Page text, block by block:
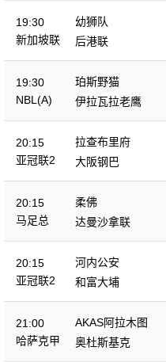
19:30
新加坡联
幼狮队
后港联
19:30
NBL(A)
珀斯野猫
伊拉瓦拉老鹰
20:15
亚冠联2
拉查布里府
大阪钢巴
20:15
马足总
柔佛
达曼沙拿联
20:15
亚冠联2
河内公安
和富大埔
21:00
哈萨克甲
AKAS阿拉木图
奥杜斯基克